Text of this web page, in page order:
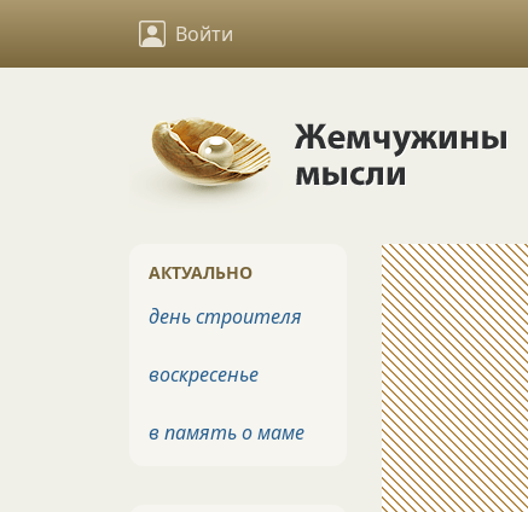
Войти
АКТУАЛЬНО
день строителя
воскресенье
в память о маме